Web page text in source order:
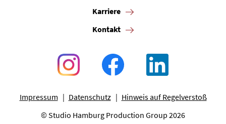
Karriere
Kontakt
Impressum Datenschutz
Hinweis auf Regelverstoß
© Studio Hamburg Production Group 2026